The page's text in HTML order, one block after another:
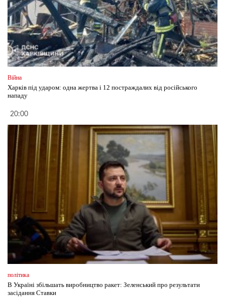
Війна
Харків під ударом: одна жертва і 12 постраждалих від російського
нападу
20:00
політика
В Україні збільшать виробництво ракет: Зеленський про результати
засідання Ставки